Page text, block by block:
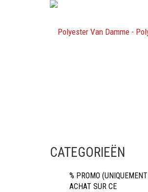
CATEGORIEËN
% PROMO (UNIQUEMENT
ACHAT SUR CE